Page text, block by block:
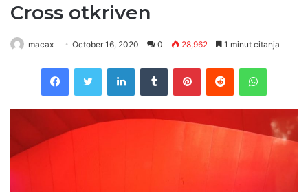
Cross otkriven
macax October 16, 2020 0 28,962 1 minut citanja
FacebookTwitter LinkedInTumblr PinterestReddit